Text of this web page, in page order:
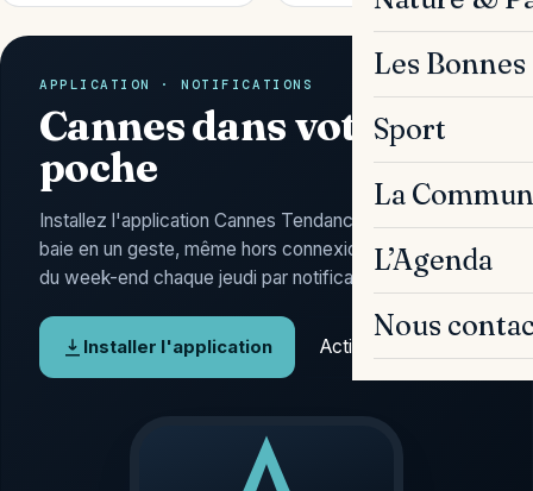
Les
Sport
La
L’Agenda
Nous
APPLICATION · NOTIFICATIONS
Cannes dans votre
poche
Installez l'application Cannes Tendances : l'actu de la
baie en un geste, même hors connexion, et l'Agenda
du week-end chaque jeudi par notification.
Installer l'application Activer les alertes